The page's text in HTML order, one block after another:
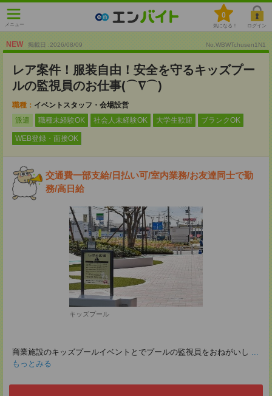
メニュー
0
気になる！ ログイン
NEW 掲載日 :2026/08/09 No.WBWTchusen1N1
レア案件！服装自由！安全を守るキッズプー
ルの監視員のお仕事(⌒∇⌒)
職種： イベントスタッフ・会場設営
派遣
職種未経験OK 社会人未経験OK 大学生歓迎 ブランクOK
WEB登録・面接OK
交通費一部支給/日払い可/室内業務/お友達同士で勤
務/高日給
キッズプール
商業施設のキッズプールイベントとでプールの監視員をおねがいし ...
もっとみる